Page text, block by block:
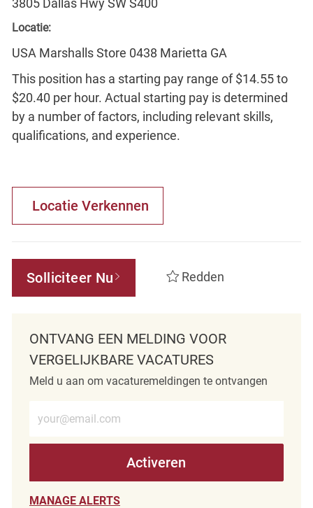
Locatie:
USA Marshalls Store 0438 Marietta GA
This position has a starting pay range of $14.55 to
$20.40 per hour. Actual starting pay is determined
by a number of factors, including relevant skills,
qualifications, and experience.
Locatie Verkennen
Solliciteer Nu Redden
ONTVANG EEN MELDING VOOR
VERGELIJKBARE VACATURES
Meld u aan om vacaturemeldingen te ontvangen
Activeren
MANAGE ALERTS